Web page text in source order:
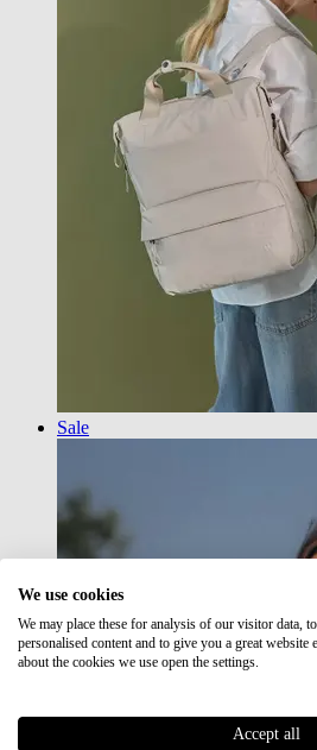
Sale
We use cookies
We may place these for analysis of our visitor data,
personalised content and to give you a great
about the cookies we use open the settings.
Accept all